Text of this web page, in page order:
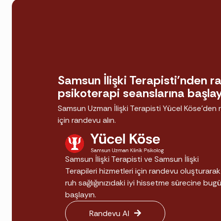
Doğru İlişki Terapistini Seçmek
Çift terapisi, bireysel terapiden farklı bir
ediyorsanız ilişki terapisi soruları sayfasına
Samsun İlişki Terapisi Ücretleri
Çift seansları genellikle bireysel
iletişime geçebilirsiniz; ilk görüşmede süreç
Samsun İlişki Terapisti'nden
psikoterapi seanslarına
Samsun Uzman İlişki Terapisti Yücel
için randevu alın.
Samsun İlişki Terapisti ve Samsun İlişki
Terapileri hizmetleri için randevu oluşturarak
ruh sağlığınızıdaki iyi hissetme sürecine
başlayın.
Randevu Al